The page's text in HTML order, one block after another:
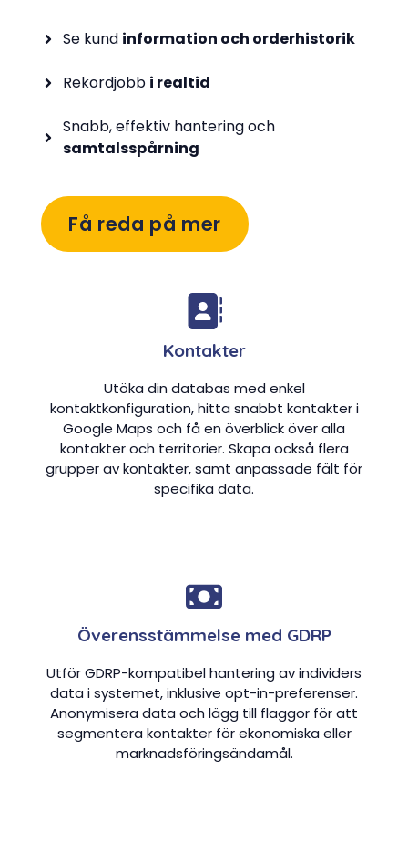
Se kund information och orderhistorik
Rekordjobb i realtid
Snabb, effektiv hantering och
samtalsspårning
Få reda på mer
Kontakter
Utöka din databas med enkel
kontaktkonfiguration, hitta snabbt kontakter i
Google Maps och få en överblick över alla
kontakter och territorier. Skapa också flera
grupper av kontakter, samt anpassade fält för
specifika data.
Överensstämmelse med GDRP
Utför GDRP-kompatibel hantering av individers
data i systemet, inklusive opt-in-preferenser.
Anonymisera data och lägg till flaggor för att
segmentera kontakter för ekonomiska eller
marknadsföringsändamål.